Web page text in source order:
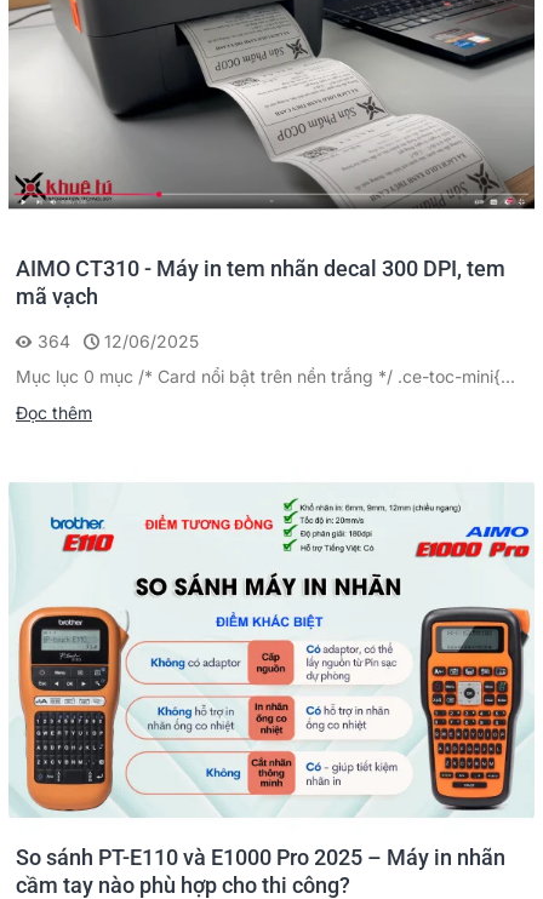
AIMO CT310 - Máy in tem nhãn decal 300 DPI, tem
mã vạch
364
12/06/2025
Mục lục 0 mục /* Card nổi bật trên nền trắng */ .ce-toc-mini{...
Đọc thêm
So sánh PT-E110 và E1000 Pro 2025 – Máy in nhãn
cầm tay nào phù hợp cho thi công?